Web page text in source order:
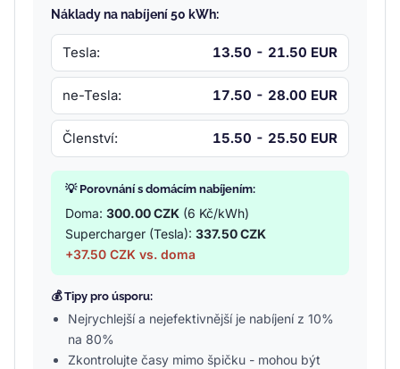
Náklady na nabíjení 50 kWh:
Tesla: 13.50 - 21.50 EUR
ne-Tesla: 17.50 - 28.00 EUR
Členství: 15.50 - 25.50 EUR
💡 Porovnání s domácím nabíjením:
Doma: 300.00 CZK (6 Kč/kWh)
Supercharger (Tesla): 337.50 CZK
+37.50 CZK vs. doma
💰 Tipy pro úsporu:
Nejrychlejší a nejefektivnější je nabíjení z 10%
na 80%
Zkontrolujte časy mimo špičku - mohou být